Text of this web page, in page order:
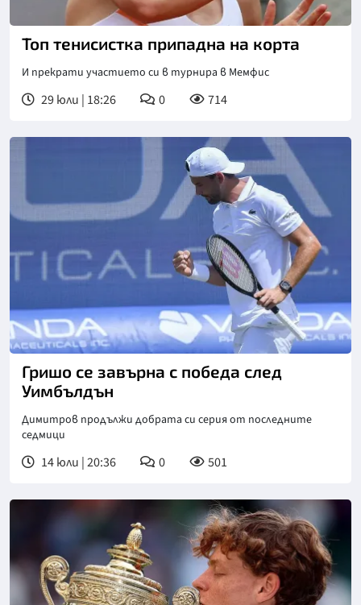
Топ тенисистка припадна на корта
И прекрати участието си в турнира в Мемфис
29 юли | 18:26 0 714
Снимка: БГНЕС
Гришо се завърна с победа след
Уимбълдън
Димитров продължи добрата си серия от последните
седмици
14 юли | 20:36 0 501